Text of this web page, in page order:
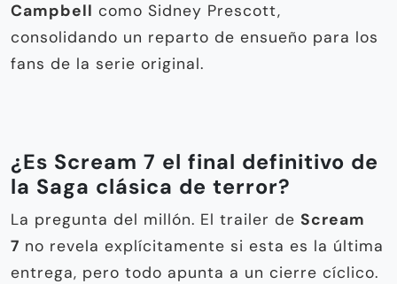
Campbell como Sidney Prescott,
consolidando un reparto de ensueño para los
fans de la serie original.
¿Es Scream 7 el final definitivo de
la Saga clásica de terror?
La pregunta del millón. El trailer de Scream
7 no revela explícitamente si esta es la última
entrega, pero todo apunta a un cierre cíclico.